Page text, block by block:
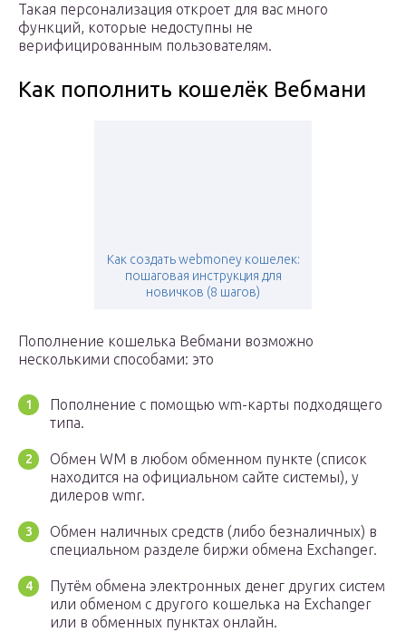
Такая персонализация откроет для вас много
функций, которые недоступны не
верифицированным пользователям.
Как пополнить кошелёк Вебмани
Как создать webmoney кошелек:
пошаговая инструкция для
новичков (8 шагов)
Пополнение кошелька Вебмани возможно
несколькими способами: это
Пополнение с помощью wm-карты подходящего
типа.
Обмен WM в любом обменном пункте (список
находится на официальном сайте системы), у
дилеров wmr.
Обмен наличных средств (либо безналичных) в
специальном разделе биржи обмена Exchanger.
Путём обмена электронных денег других систем
или обменом с другого кошелька на Exchanger
или в обменных пунктах онлайн.